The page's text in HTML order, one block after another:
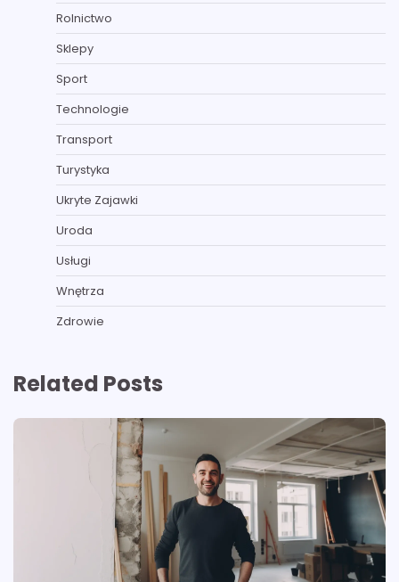
Rolnictwo
Sklepy
Sport
Technologie
Transport
Turystyka
Ukryte Zajawki
Uroda
Usługi
Wnętrza
Zdrowie
Related Posts